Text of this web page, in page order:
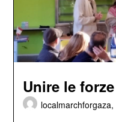
Unire le forze
localmarchforgaza,